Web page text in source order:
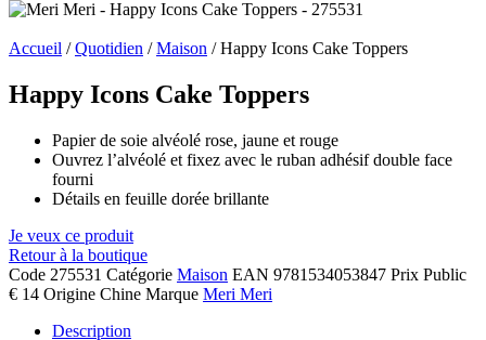
Accueil /Quotidien /Maison / Happy Icons Cake Toppers
Happy Icons Cake Toppers
Papier de soie alvéolé rose, jaune et rouge
Ouvrez l’alvéolé et fixez avec le ruban adhésif double face
fourni
Détails en feuille dorée brillante
Je veux ce produit
Retour à la boutique
Code 275531 Catégorie Maison EAN 9781534053847 Prix Public
€ 14 Origine Chine Marque Meri Meri
Description